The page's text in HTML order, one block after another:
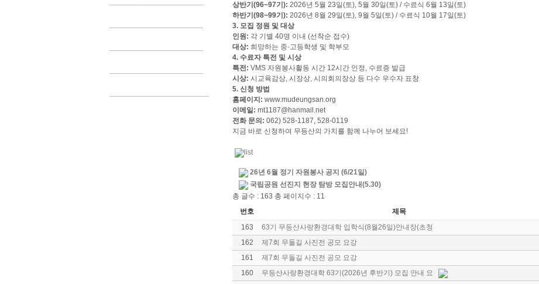
상반기(96~97기): 2026년 5월 23일(토), 5월 30일(토) / 수료식 6월 13일(토)
하반기(98~99기): 2026년 8월 29일(토), 9월 5일(토) / 수료식 10월 17일(토)
3. 모집 정원 및 대상
인원: 각 기별 40명 이내 (선착순 접수)
대상: 희망하는 중·고등학생 및 학부모
4. 수료자 특전 및 시상
특전: VMS 자원봉사활동 시간 12시간 인정, 수료증 발급
시상: 시교육감상, 시장상, 시의회의장상 등 다수 우수자 표창
5. 신청 방법
홈페이지: www.mudeungsan.org
이메일: mt1187@hanmail.net
전화 문의: 062) 528-1187, 528-0119
지금 바로 신청하여 무등산의 가치를 함께 나누어 보세요!
26년 6월 정기 자원봉사 공지 (6/21일)
국립공원 선진지 현장 탐방 모집안내(5.30)
총 글수 : 163 총 페이지수 : 11
번호
제목
163
63기 무등산사랑환경대학 입학식(8월26일)안내장(초청
162
제7회 무돌길 사진전 공모 요강
161
제7회 무돌길 사진전 공모 요강
160
무등산사랑환경대학 63기(2026년 후반기) 모집 안내 요